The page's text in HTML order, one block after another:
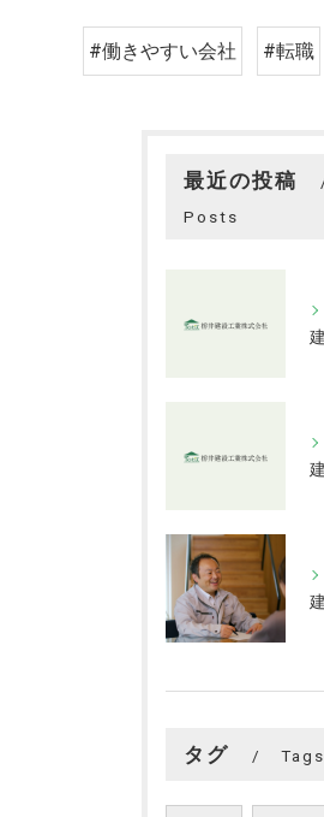
#働きやすい会社 #転職
最近の投稿
Posts
タグ Tags